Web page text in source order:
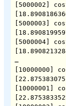
[5000002]
[5000003]
[5000004]
…
[10000000]
[10000001]